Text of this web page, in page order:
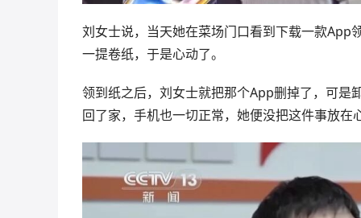
刘女士说，当天她在菜场门口看到下载一款App
一提卷纸，于是心动了。
领到纸之后，刘女士就把那个App删掉了，可是
回了家，手机也一切正常，她便没把这件事放